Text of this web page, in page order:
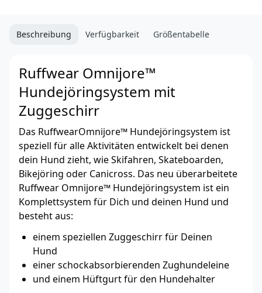
Beschreibung Verfügbarkeit Größentabelle
Ruffwear Omnijore™
Hundejöringsystem mit
Zuggeschirr
Das RuffwearOmnijore™ Hundejöringsystem ist
speziell für alle Aktivitäten entwickelt bei denen
dein Hund zieht, wie Skifahren, Skateboarden,
Bikejöring oder Canicross. Das neu überarbeitete
Ruffwear Omnijore™ Hundejöringsystem ist ein
Komplettsystem für Dich und deinen Hund und
besteht aus:
einem speziellen Zuggeschirr für Deinen
Hund
einer schockabsorbierenden Zughundeleine
und einem Hüftgurt für den Hundehalter